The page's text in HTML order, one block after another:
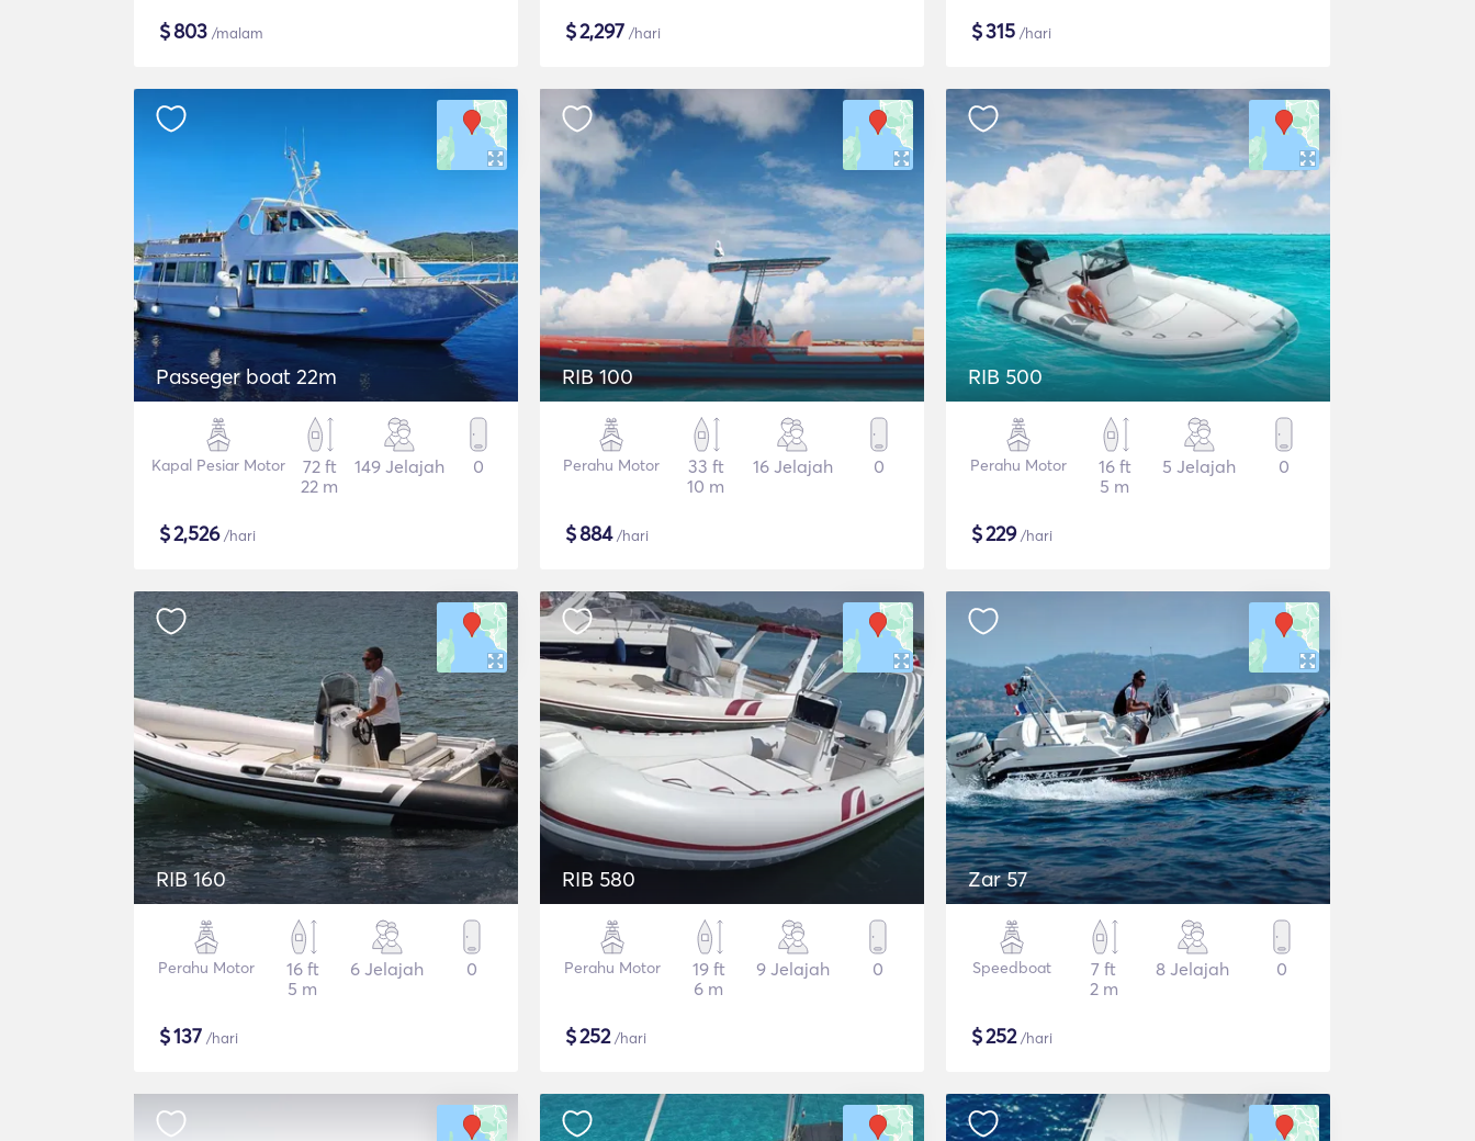
$803 /malam $2,297 /hari $315 /hari
Passeger boat 22m
Kapal Pesiar Motor
72 ft
22 m
149 Jelajah 0
$2,526/hari
RIB 100
Perahu Motor
33 ft
10 m
16 Jelajah 0
$884/hari
RIB 500
Perahu Motor
16 ft
5 m
5 Jelajah 0
$229/hari
RIB 160
Perahu Motor
16 ft
5 m
6 Jelajah 0
$137 /hari
RIB 580
Perahu Motor
19 ft
6 m
9 Jelajah 0
$252/hari
Zar 57
Speedboat
7 ft
2 m
8 Jelajah 0
$252/hari